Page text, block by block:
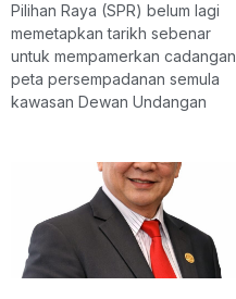
Pilihan Raya (SPR) belum lagi
memetapkan tarikh sebenar
untuk mempamerkan cadangan
peta persempadanan semula
kawasan Dewan Undangan